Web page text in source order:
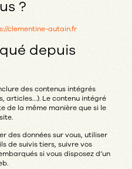
?
clementine-autain.fr
depuis
des contenus intégrés
articles…). Le contenu intégré
de la même manière que si le
des données sur vous, utiliser
de suivis tiers, suivre vos
si vous disposez d’un